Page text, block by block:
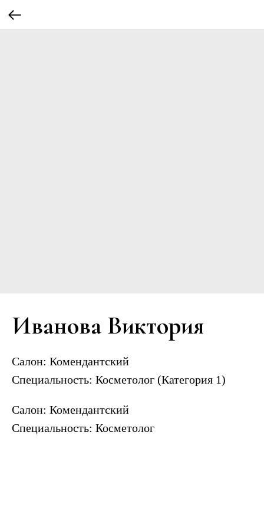
Иванова Виктория
Салон: Комендантский
Специальность: Косметолог (Категория 1)
Салон: Комендантский
Специальность: Косметолог